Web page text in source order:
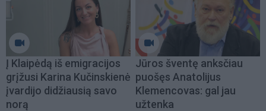
Į Klaipėdą iš emigracijos
grįžusi Karina Kučinskienė
įvardijo didžiausią savo
norą
Jūros šventę anksčiau
puošęs Anatolijus
Klemencovas: gal jau
užtenka